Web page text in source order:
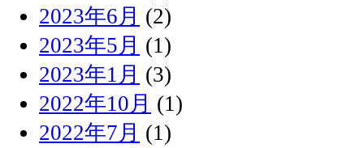
2023年6月 (2)
2023年5月 (1)
2023年1月 (3)
2022年10月 (1)
2022年7月 (1)